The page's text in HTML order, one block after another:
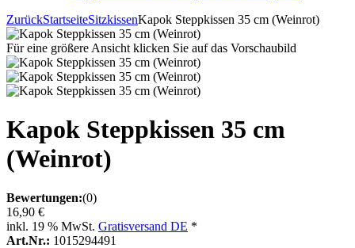
ZurückStartseiteSitzkissenKapok Steppkissen 35 cm (Weinrot)
Für eine größere Ansicht klicken Sie auf das Vorschaubild
Kapok Steppkissen 35 cm
(Weinrot)
Bewertungen:(0)
16,90 €
inkl. 19 % MwSt. Gratisversand DE *
Art.Nr.: 1015294491